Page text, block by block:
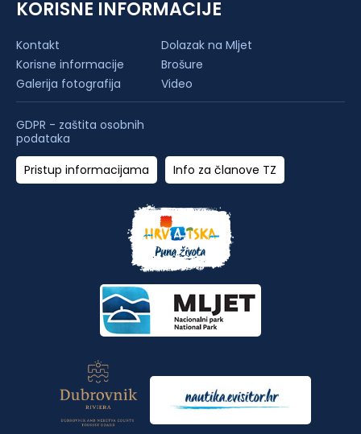
KORISNE INFORMACIJE
Kontakt
Dolazak na Mljet
Korisne informacije
Brošure
Galerija fotografija
Video
GDPR - zaštita osobnih
podataka
Pristup informacijama
Info za članove TZ